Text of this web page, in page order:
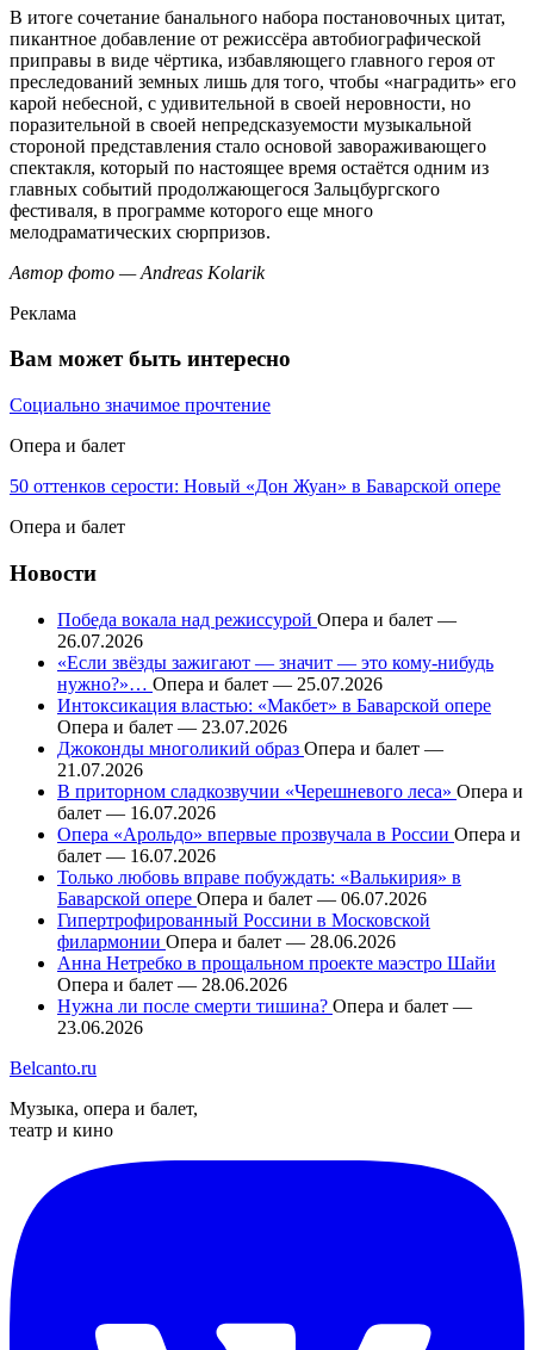
В итоге сочетание банального набора постановочных цитат,
пикантное добавление от режиссёра автобиографической
приправы в виде чёртика, избавляющего главного героя от
преследований земных лишь для того, чтобы «наградить» его
карой небесной, с удивительной в своей неровности, но
поразительной в своей непредсказуемости музыкальной
стороной представления стало основой завораживающего
спектакля, который по настоящее время остаётся одним из
главных событий продолжающегося Зальцбургского
фестиваля, в программе которого еще много
мелодраматических сюрпризов.
Автор фото — Andreas Kolarik
Реклама
Вам может быть интересно
Социально значимое прочтение
Опера и балет
50 оттенков серости: Новый «Дон Жуан» в Баварской опере
Опера и балет
Новости
Победа вокала над режиссурой Опера и балет —
26.07.2026
«Если звёзды зажигают — значит — это кому-нибудь
нужно?»… Опера и балет — 25.07.2026
Интоксикация властью: «Макбет» в Баварской опере
Опера и балет — 23.07.2026
Джоконды многоликий образ Опера и балет —
21.07.2026
В приторном сладкозвучии «Черешневого леса» Опера и
балет — 16.07.2026
Опера «Арольдо» впервые прозвучала в России Опера и
балет — 16.07.2026
Только любовь вправе побуждать: «Валькирия» в
Баварской опере Опера и балет — 06.07.2026
Гипертрофированный Россини в Московской
филармонии Опера и балет — 28.06.2026
Анна Нетребко в прощальном проекте маэстро Шайи
Опера и балет — 28.06.2026
Нужна ли после смерти тишина? Опера и балет —
23.06.2026
Belcanto.ru
Музыка, опера и балет,
театр и кино